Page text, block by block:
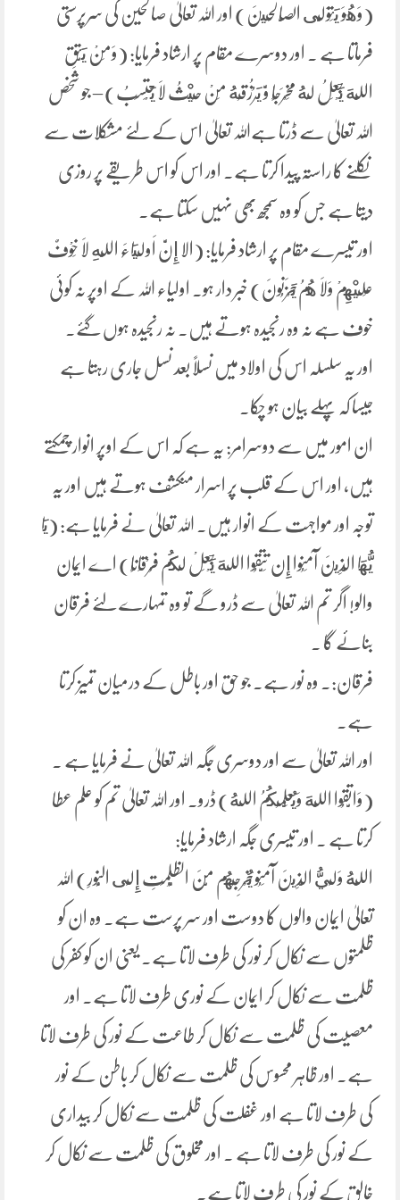
(وَهُوَ يَتَوَلَّى الصَّالِحِينَ) اور اللہ تعالیٰ صالحین کی سرپرستی
فرماتا ہے ۔ اور دوسرے مقام پر ارشاد فرمایا: (وَمَنْ يَتَّقِ
اللَّهَ يَجْعَلُ لَهُ مَخْرَجًا وَّ يَرُزُقُهُ مِنْ حَيْثُ لَا يَحْتَسِبُ) – جو شخص
اللہ تعالیٰ سے ڈرتا ہےاللہ تعالیٰ اس کے لئے مشکلات سے
نکلنے کا راستہ پیدا کرتا ہے۔ اور اس کو اس طریقے پر روزی
دیتا ہے جس کو وہ سمجھ بھی نہیں سکتا ہے۔
اور تیسرے مقام پر ارشاد فرمایا: (الا إِنَّ اَولِيَاءَ اللَّهِ لَا خَوْفٌ
عَلَيْهِمْ وَلَا هُمُ يَحْزَنُونَ) خبر دار ہو۔ اولیاء اللہ کے اوپر نہ کوئی
خوف ہے نہ وہ رنجیدہ ہوتے ہیں۔ نہ رنجیدہ ہوں گئے۔
اور یہ سلسلہ اس کی اولاد میں نسلاً بعد نسل جاری رہتا ہے
جیسا کہ پہلے بیان ہو چکا۔
ان امور میں سے دوسرامر: یہ ہے کہ اس کے اوپر انوار چمکتے
ہیں، اور اس کے قلب پر اسرار منکشف ہوتے ہیں اور یہ
توجہ اور مواجہت کے انوار ہیں۔ اللہ تعالیٰ نے فرمایا ہے: (يَا
يُّهَا الَّذِينَ آمَنُوا إِن تَتَّقُوا اللهَ يَجْعَلْ لَكُم فُرْقَانًا) اے ایمان
والو! اگر تم اللہ تعالیٰ سے ڈرو گے تو وہ تمہارے لئے فرقان
بنائے گا ۔
فرقان:۔ وہ نور ہے۔ جو حق اور باطل کے درمیان تمیز کرتا
ہے۔
اور اللہ تعالیٰ سے اور دوسری جگہ اللہ تعالیٰ نے فرمایا ہے ۔
(وَاتَّقُوا اللَّهَ وَيُعَلِّمُكُمُ اللهُ) ڈرو۔ اور اللہ تعالیٰ تم کو علم عطا
کرتا ہے ۔ اور تیسری جگہ ارشاد فرمایا:
اللَّهُ وَلِيُّ الَّذِينَ آمَنُو يُخْرِجُهُم مِّنَ الظُّلُمَتِ إِلَى النُّورِ) اللہ
تعالیٰ ایمان والوں کا دوست اور سر پرست ہے۔ وہ ان کو
ظلمتوں سے نکال کر نور کی طرف لاتا ہے۔ یعنی ان کو کفر کی
ظلمت سے نکال کر ایمان کے نوری طرف لاتا ہے۔ اور
معصیت کی ظلمت سے نکال کر طاعت کے نور کی طرف لاتا
ہے۔ اور ظاہر محسوس کی ظلمت سے نکال کر باطن کے نور
کی طرف لاتا ہے اور غفلت کی ظلمت سے نکال کر بیداری
کے نور کی طرف لاتا ہے ۔ اور مخلوق کی ظلمت سے نکال کر
خالق کے نور کی طرف لاتا ہے۔